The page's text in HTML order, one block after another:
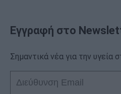
Εγγραφή στο
Σημαντικά νέα για την υγεία